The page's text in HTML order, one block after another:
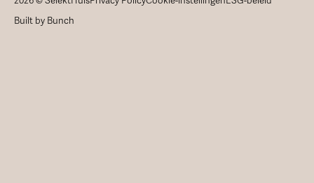
Built by Bunch